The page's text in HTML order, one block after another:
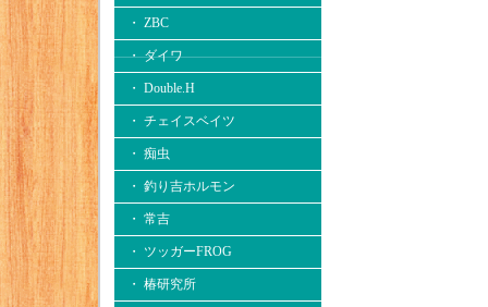
・ ZBC
・ ダイワ
・ Double.H
・ チェイスベイツ
・ 痴虫
・ 釣り吉ホルモン
・ 常吉
・ ツッガーFROG
・ 椿研究所